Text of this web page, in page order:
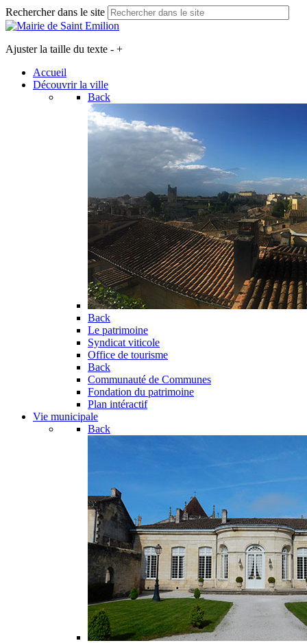
Rechercher dans le site
Ajuster la taille du texte - +
Accueil
Découvrir la ville
Back
Back
Le patrimoine
Syndicat viticole
Office de tourisme
Back
Communauté de Communes
Fondation du patrimoine
Plan intéractif
Vie municipale
Back